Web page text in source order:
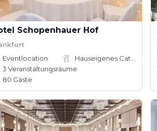
Schopenhauer Hof
Eventlocation
3 Veranstaltungsräume
80 Gäste